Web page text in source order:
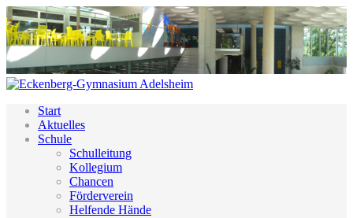
Start
Aktuelles
Schule
Schulleitung
Kollegium
Chancen
Förderverein
Helfende Hände